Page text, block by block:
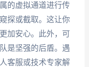
的虚拟通道进行传
探或截取。这让你
加安心。此外，可
是坚强的后盾。遇
客服或技术专家解